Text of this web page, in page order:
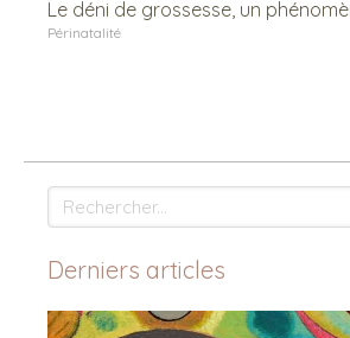
Le déni de grossesse, un
Périnatalité
Rechercher
Derniers articles